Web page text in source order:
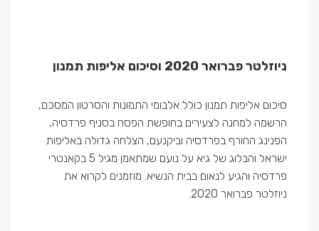
ניוזלטר פברואר 2020 וסיכום אליפות תמנון
סיכום אליפות תמנון כולל אלבומי התמונות והסרטון המסכם,
הרשמה למחנה לצעירים בחופשת הפסח בסניף פרדסיה,
הפנינג החורף בפרדסיה וביקנעם, הצלחה גדולה באליפות
ישראל והבלוג של גיא על נועם שמתאמן מגיל 5 בקאנטרי
פרדסיה והגיע לנאום בבית הנשיא. מוזמנים לקרוא את
ניוזלטר פברואר 2020.